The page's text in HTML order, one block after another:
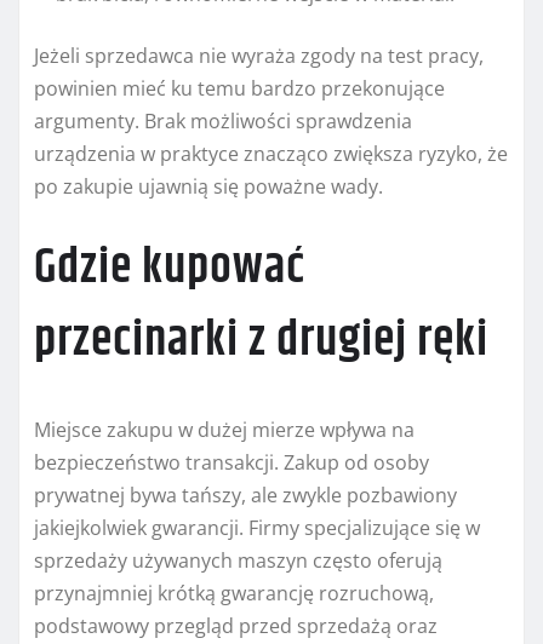
Jeżeli sprzedawca nie wyraża zgody na test pracy,
powinien mieć ku temu bardzo przekonujące
argumenty. Brak możliwości sprawdzenia
urządzenia w praktyce znacząco zwiększa ryzyko, że
po zakupie ujawnią się poważne wady.
Gdzie kupować
przecinarki z drugiej ręki
Miejsce zakupu w dużej mierze wpływa na
bezpieczeństwo transakcji. Zakup od osoby
prywatnej bywa tańszy, ale zwykle pozbawiony
jakiejkolwiek gwarancji. Firmy specjalizujące się w
sprzedaży używanych maszyn często oferują
przynajmniej krótką gwarancję rozruchową,
podstawowy przegląd przed sprzedażą oraz